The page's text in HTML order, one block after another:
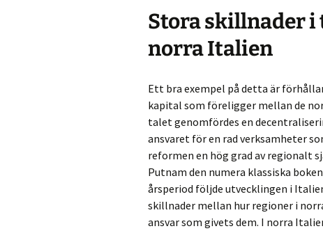
Stora skillnader
norra Italien
Ett bra exempel på detta är
kapital som föreligger mellan de
talet genomfördes en
ansvaret för en rad verksamheter
reformen en hög grad av regionalt
Putnam den numera klassiska
årsperiod följde utvecklingen i
skillnader mellan hur regioner i
ansvar som givets dem. I norra